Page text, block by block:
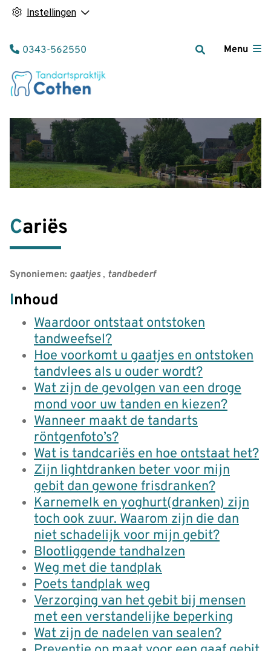
Instellingen
Menu
Tel:
0343-562550
Cariës
Synoniemen: gaatjes, tandbederf
Inhoud
Waardoor ontstaat ontstoken
tandweefsel?
Hoe voorkomt u gaatjes en ontstoken
tandvlees als u ouder wordt?
Wat zijn de gevolgen van een droge
mond voor uw tanden en kiezen?
Wanneer maakt de tandarts
röntgenfoto’s?
Wat is tandcariës en hoe ontstaat het?
Zijn lightdranken beter voor mijn
gebit dan gewone frisdranken?
Karnemelk en yoghurt(dranken) zijn
toch ook zuur. Waarom zijn die dan
niet schadelijk voor mijn gebit?
Blootliggende tandhalzen
Weg met die tandplak
Poets tandplak weg
Verzorging van het gebit bij mensen
met een verstandelijke beperking
Wat zijn de nadelen van sealen?